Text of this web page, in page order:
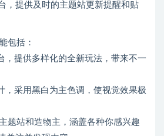
，提供及时的主题站更新提醒和贴
包括：
，提供多样化的全新玩法，带来不一
，采用黑白为主色调，使视觉效果极
题站和造物主，涵盖各种你感兴趣